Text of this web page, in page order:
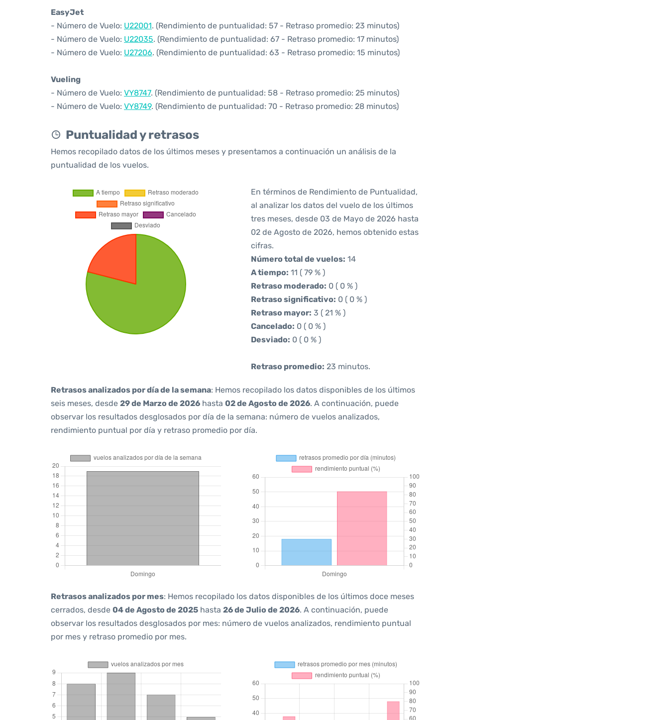
EasyJet
- Número de Vuelo: U22001. (Rendimiento de puntualidad: 57 - Retraso promedio: 23 minutos)
- Número de Vuelo: U22035. (Rendimiento de puntualidad: 67 - Retraso promedio: 17 minutos)
- Número de Vuelo: U27206. (Rendimiento de puntualidad: 63 - Retraso promedio: 15 minutos)
Vueling
- Número de Vuelo: VY8747. (Rendimiento de puntualidad: 58 - Retraso promedio: 25 minutos)
- Número de Vuelo: VY8749. (Rendimiento de puntualidad: 70 - Retraso promedio: 28 minutos)
Puntualidad y retrasos
Hemos recopilado datos de los últimos meses y presentamos a continuación un análisis de la
puntualidad de los vuelos.
En términos de Rendimiento de Puntualidad,
al analizar los datos del vuelo de los últimos
tres meses, desde 03 de Mayo de 2026 hasta
02 de Agosto de 2026, hemos obtenido estas
cifras.
Número total de vuelos: 14
A tiempo: 11 ( 79 % )
Retraso moderado: 0 ( 0 % )
Retraso significativo: 0 ( 0 % )
Retraso mayor: 3 ( 21 % )
Cancelado: 0 ( 0 % )
Desviado: 0 ( 0 % )
Retraso promedio: 23 minutos.
Retrasos analizados por día de la semana: Hemos recopilado los datos disponibles de los últimos
seis meses, desde 29 de Marzo de 2026 hasta 02 de Agosto de 2026. A continuación, puede
observar los resultados desglosados por día de la semana: número de vuelos analizados,
rendimiento puntual por día y retraso promedio por día.
Retrasos analizados por mes: Hemos recopilado los datos disponibles de los últimos doce meses
cerrados, desde 04 de Agosto de 2025 hasta 26 de Julio de 2026. A continuación, puede
observar los resultados desglosados por mes: número de vuelos analizados, rendimiento puntual
por mes y retraso promedio por mes.